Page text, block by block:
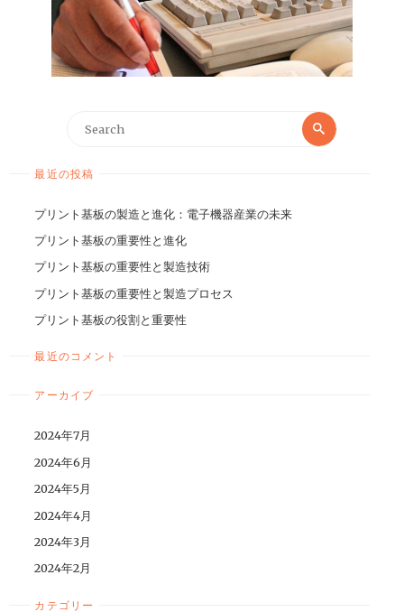
最近の投稿
プリント基板の製造と進化：電子機器産業の未来
プリント基板の重要性と進化
プリント基板の重要性と製造技術
プリント基板の重要性と製造プロセス
プリント基板の役割と重要性
最近のコメント
アーカイブ
2024年7月
2024年6月
2024年5月
2024年4月
2024年3月
2024年2月
カテゴリー